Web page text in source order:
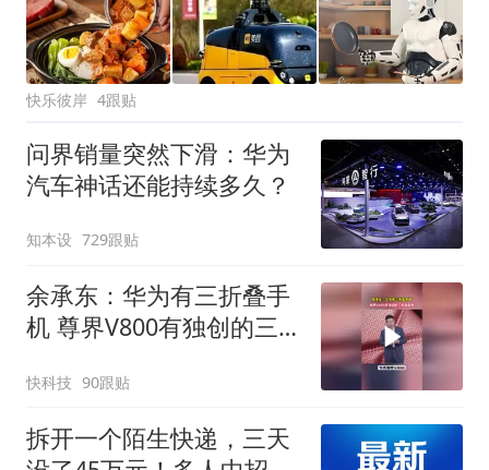
快乐彼岸 4跟贴
问界销量突然下滑：华为
汽车神话还能持续多久？
知本设 729跟贴
余承东：华为有三折叠手
机 尊界V800有独创的三
快科技 90跟贴
拆开一个陌生快递，三天